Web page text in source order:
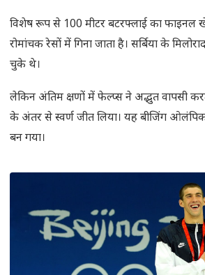
विशेष रूप से 100 मीटर बटरफ्लाई का फाइनल
रोमांचक रेसों में गिना जाता है। सर्बिया के
चुके थे।
लेकिन अंतिम क्षणों में फेल्प्स ने अद्भुत वापसी
के अंतर से स्वर्ण जीत लिया। यह बीजिंग
बन गया।